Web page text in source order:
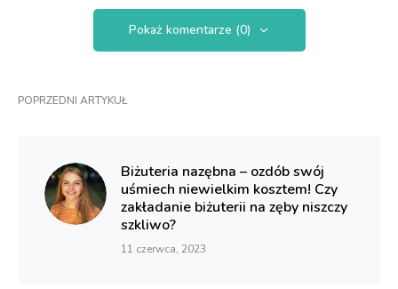
Pokaż komentarze (0)
POPRZEDNI ARTYKUŁ
Biżuteria nazębna – ozdób swój
uśmiech niewielkim kosztem! Czy
zakładanie biżuterii na zęby niszczy
szkliwo?
11 czerwca, 2023